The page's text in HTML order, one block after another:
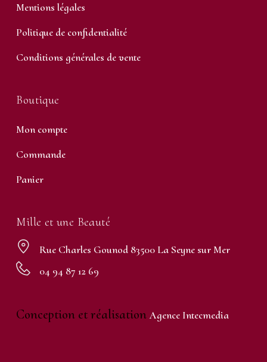
Mentions légales
Politique de confidentialité
Conditions générales de vente
Boutique
Mon compte
Commande
Panier
Mille et une Beauté
Rue Charles Gounod 83500 La Seyne sur Mer
04 94 87 12 69
Conception et réalisationAgence Intecmedia